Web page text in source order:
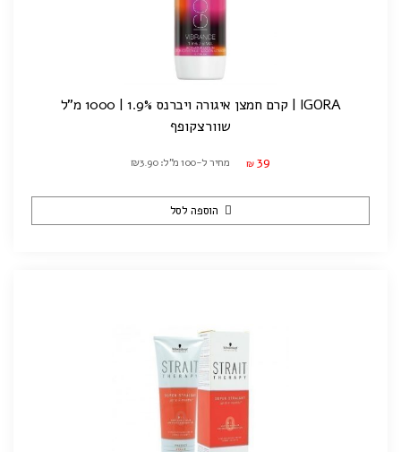
IGORA | קרם חמצן איגורה ויברנס 1.9% | 1000 מ"ל
שוורצקופף
₪ 39 מחיר ל-100 מ"ל: ₪3.90
הוספה לסל